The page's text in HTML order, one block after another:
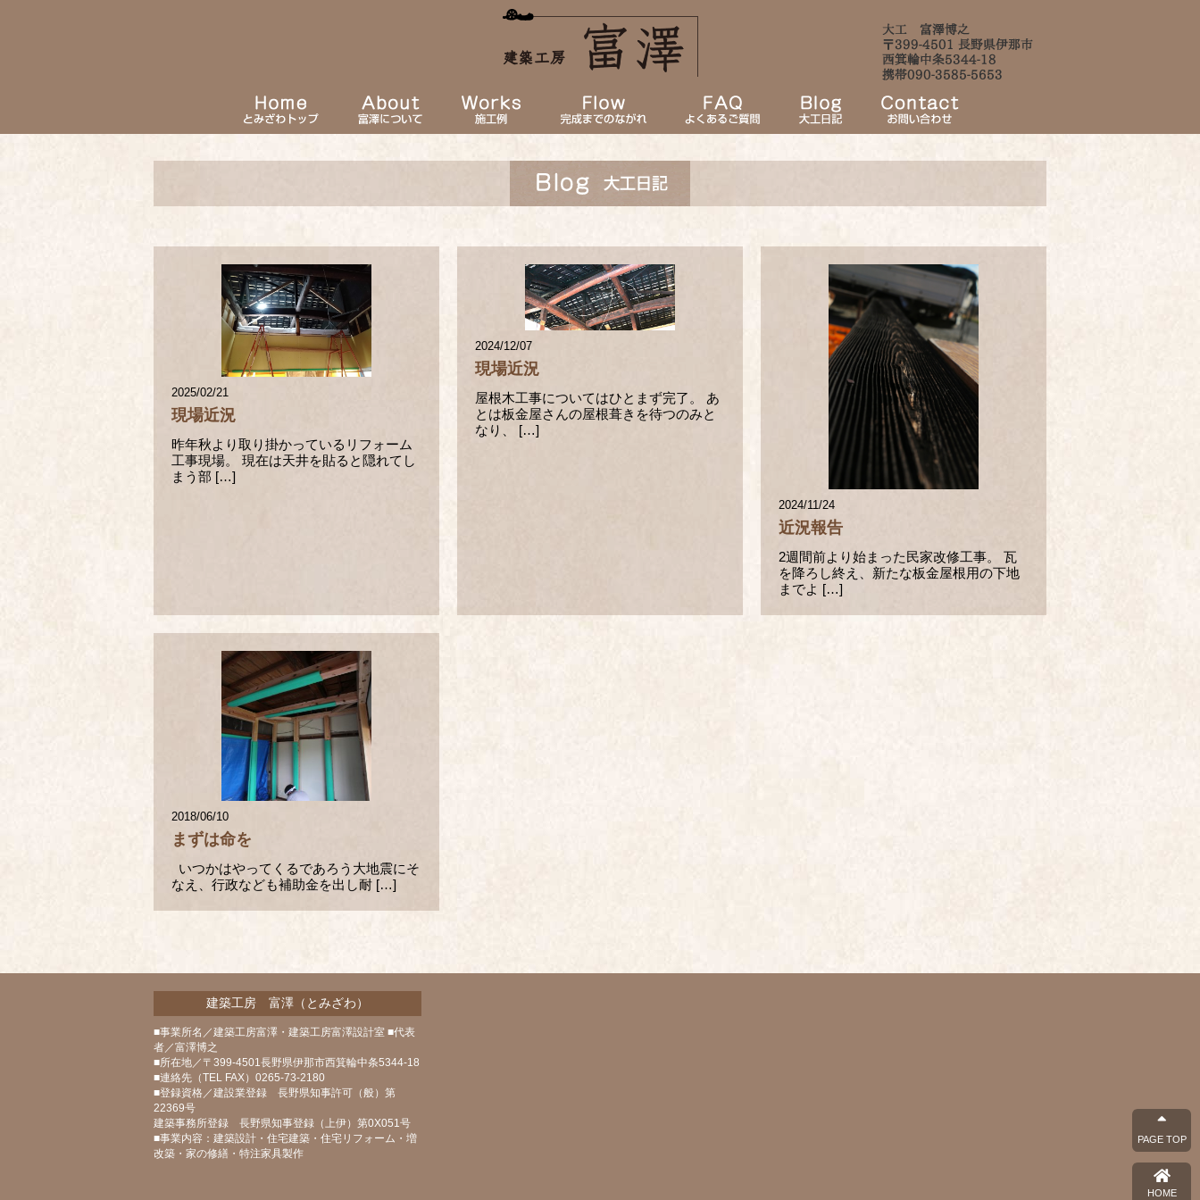
2025/02/21
現場近況
昨年秋より取り掛かっているリフォーム
工事現場。 現在は天井を貼ると隠れてし
まう部 […]
2024/12/07
現場近況
屋根木工事についてはひとまず完了。 あ
とは板金屋さんの屋根葺きを待つのみと
なり、 […]
2024/11/24
近況報告
2週間前より始まった民家改修工事。 瓦
を降ろし終え、新たな板金屋根用の下地
までよ […]
2018/06/10
まずは命を
いつかはやってくるであろう大地震にそ
なえ、行政なども補助金を出し耐 […]
建築工房 富澤（とみざわ）
■事業所名／建築工房富澤・建築工房富澤設計室 ■代表
者／富澤博之
■所在地／〒399-4501長野県伊那市西箕輪中条5344-18
■連絡先（TEL FAX）0265-73-2180
■登録資格／建設業登録 長野県知事許可（般）第
22369号
建築事務所登録 長野県知事登録（上伊）第0X051号
■事業内容：建築設計・住宅建築・住宅リフォーム・増
改築・家の修繕・特注家具製作
PAGE TOP
HOME